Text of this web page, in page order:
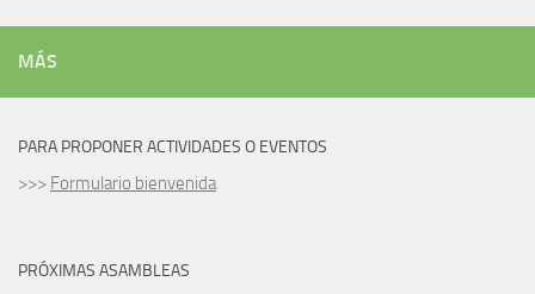
MÁS
PARA PROPONER ACTIVIDADES O EVENTOS
>>> Formulario bienvenida
PRÓXIMAS ASAMBLEAS